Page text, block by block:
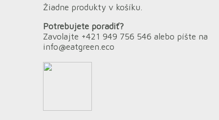
Žiadne produkty v košíku.
Potrebujete poradiť?
Zavolajte +421 949 756 546 alebo píšte na
info@eatgreen.eco